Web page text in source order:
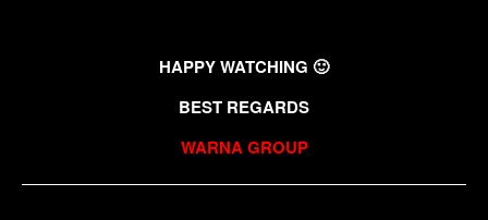
HAPPY WATCHING 🙂
BEST REGARDS
WARNA GROUP